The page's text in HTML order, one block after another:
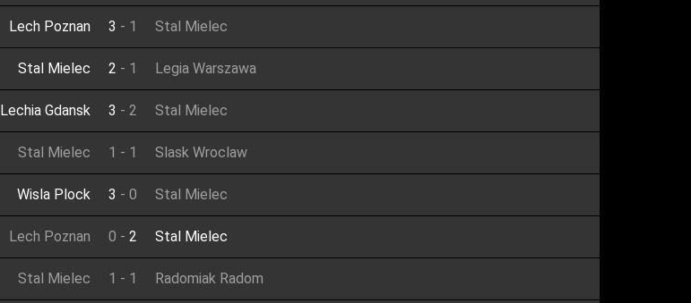
Lech Poznan 3 - 1 Stal Mielec
Stal Mielec 2 - 1 Legia Warszawa
Lechia Gdansk 3 - 2 Stal Mielec
Stal Mielec 1 - 1 Slask Wroclaw
Wisla Plock 3 - 0 Stal Mielec
Lech Poznan 0 - 2 Stal Mielec
Stal Mielec 1 - 1 Radomiak Radom